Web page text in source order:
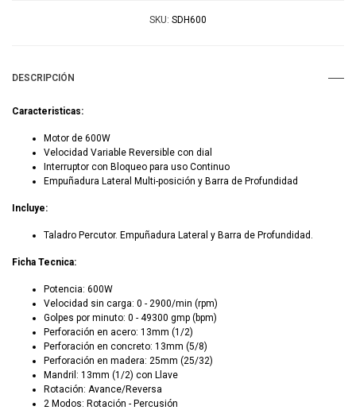
SKU: SDH600
DESCRIPCIÓN
Caracteristicas:
Motor de 600W
Velocidad Variable Reversible con dial
Interruptor con Bloqueo para uso Continuo
Empuñadura Lateral Multi-posición y Barra de Profundidad
Incluye:
Taladro Percutor. Empuñadura Lateral y Barra de Profundidad.
Ficha Tecnica:
Potencia: 600W
Velocidad sin carga: 0 - 2900/min (rpm)
Golpes por minuto: 0 - 49300 gmp (bpm)
Perforación en acero: 13mm (1/2)
Perforación en concreto: 13mm (5/8)
Perforación en madera: 25mm (25/32)
Mandril: 13mm (1/2) con Llave
Rotación: Avance/Reversa
2 Modos: Rotación - Percusión